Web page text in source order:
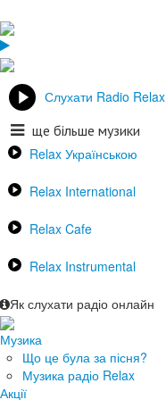
Слухати Radio Relax
ще більше музики
Relax Українською
Relax International
Relax Cafe
Relax Instrumental
Як слухати радіо онлайн
Музика
Що це була за пісня?
Музика радіо Relax
Акції